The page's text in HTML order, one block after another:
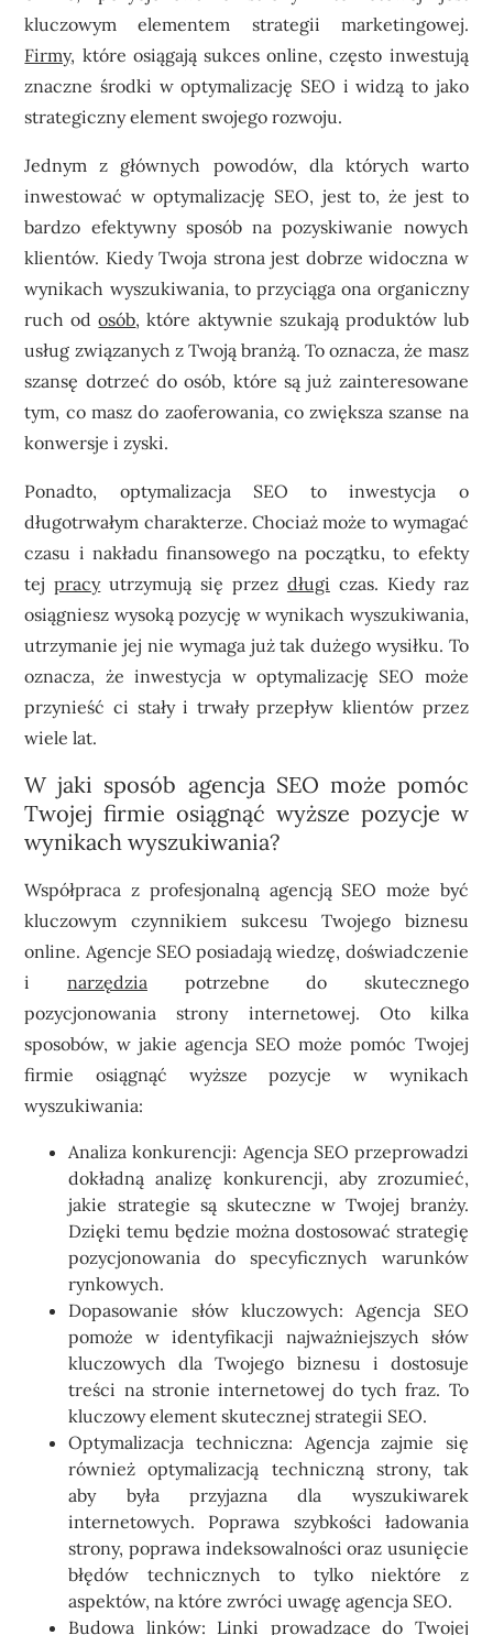
kluczowym elementem strategii marketingowej.
Firmy, które osiągają sukces online, często inwestują
znaczne środki w optymalizację SEO i widzą to jako
strategiczny element swojego rozwoju.
Jednym z głównych powodów, dla których warto
inwestować w optymalizację SEO, jest to, że jest to
bardzo efektywny sposób na pozyskiwanie nowych
klientów. Kiedy Twoja strona jest dobrze widoczna w
wynikach wyszukiwania, to przyciąga ona organiczny
ruch odosób, które aktywnie szukają produktów lub
usług związanych z Twoją branżą. To oznacza, że masz
szansę dotrzeć do osób, które są już zainteresowane
tym, co masz do zaoferowania, co zwiększa szanse na
konwersje i zyski.
Ponadto, optymalizacja SEO to inwestycja o
długotrwałym charakterze. Chociaż może to wymagać
czasu i nakładu finansowego na początku, to efekty
tejpracyutrzymują się przez długi czas. Kiedy raz
osiągniesz wysoką pozycję w wynikach wyszukiwania,
utrzymanie jej nie wymaga już tak dużego wysiłku. To
oznacza, że inwestycja w optymalizację SEO może
przynieść ci stały i trwały przepływ klientów przez
wiele lat.
W jaki sposób agencja SEO może pomóc
Twojej firmie osiągnąć wyższe pozycje w
wynikach wyszukiwania?
Współpraca z profesjonalną agencją SEO może być
kluczowym czynnikiem sukcesu Twojego biznesu
online. Agencje SEO posiadają wiedzę, doświadczenie
i narzędziapotrzebne do skutecznego
pozycjonowania strony internetowej. Oto kilka
sposobów, w jakie agencja SEO może pomóc Twojej
firmie osiągnąć wyższe pozycje w wynikach
wyszukiwania:
Analiza konkurencji: Agencja SEO przeprowadzi
dokładną analizę konkurencji, aby zrozumieć,
jakie strategie są skuteczne w Twojej branży.
Dzięki temu będzie można dostosować strategię
pozycjonowania do specyficznych warunków
rynkowych.
Dopasowanie słów kluczowych: Agencja SEO
pomoże w identyfikacji najważniejszych słów
kluczowych dla Twojego biznesu i dostosuje
treści na stronie internetowej do tych fraz. To
kluczowy element skutecznej strategii SEO.
Optymalizacja techniczna: Agencja zajmie się
również optymalizacją techniczną strony, tak
aby była przyjazna dla wyszukiwarek
internetowych. Poprawa szybkości ładowania
strony, poprawa indeksowalności oraz usunięcie
błędów technicznych to tylko niektóre z
aspektów, na które zwróci uwagę agencja SEO.
Budowa linków: Linki prowadzące do Twojej